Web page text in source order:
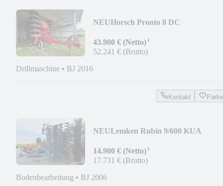
NEUHorsch Pronto 8 DC
43.900 € (Netto)¹
52.241 € (Brutto)
Drillmaschine • BJ 2016
Kontakt
NEULemken Rubin 9/600 KUA
14.900 € (Netto)¹
17.731 € (Brutto)
Bodenbearbeitung • BJ 2006